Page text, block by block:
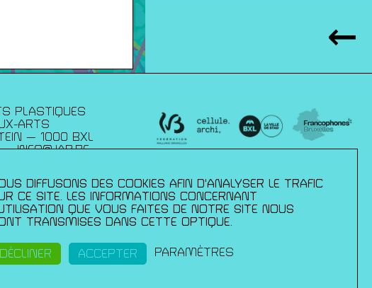
PLASTIQUES
ARTS
— 1000 BXL
—INFO@JAP.BE
Wallonie-Bruxelles :
artistique – direction des
; de la Commission
de l’échevinat de la culture
urban brussels ;du Palais
de coopération et
de France en
DIFFUSONS DES COOKIES AFIN D'ANALYSER LE TRAFIC
CE SITE. LES INFORMATIONS CONCERNANT
QUE VOUS FAITES DE NOTRE SITE NOUS
TRANSMISES DANS CETTE OPTIQUE.
DÉCLINER ACCEPTER PARAMÈTRES